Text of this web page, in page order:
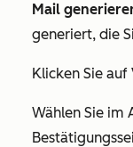
Mail
generiert, die
Klicken Sie auf
Wählen Sie im